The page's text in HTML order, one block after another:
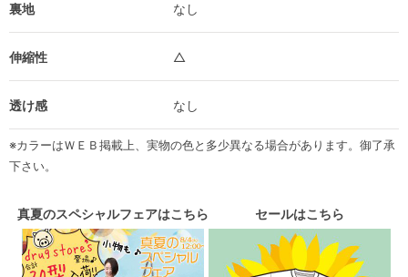
裏地 なし
伸縮性 △
透け感 なし
※カラーはＷＥＢ掲載上、実物の色と多少異なる場合があります。御了承
下さい。
真夏のスペシャルフェアはこちら セールはこちら